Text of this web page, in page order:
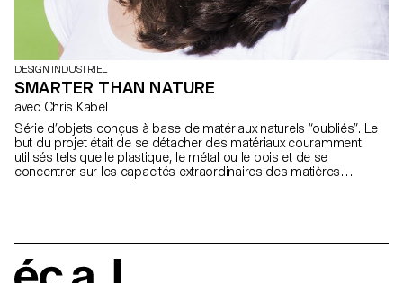
DESIGN INDUSTRIEL
SMARTER THAN NATURE
avec Chris Kabel
Série d’objets conçus à base de matériaux naturels “oubliés”. Le
but du projet était de se détacher des matériaux couramment
utilisés tels que le plastique, le métal ou le bois et de se
concentrer sur les capacités extraordinaires des matières